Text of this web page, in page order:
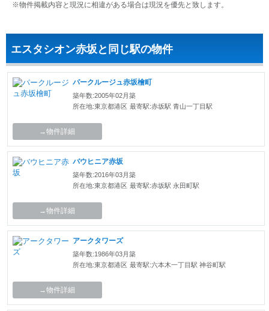
※物件掲載内容と現況に相違がある場合は現況を優先と致します。
エスタシオン赤坂と同じ駅の物件
パークルージュ赤坂檜町
築年数:2005年02月築
所在地:東京都港区 最寄駅:赤坂駅 青山一丁目駅
→物件詳細
バウヒニア赤坂
築年数:2016年03月築
所在地:東京都港区 最寄駅:赤坂駅 永田町駅
→物件詳細
アークタワーズ
築年数:1986年03月築
所在地:東京都港区 最寄駅:六本木一丁目駅 神谷町駅
→物件詳細